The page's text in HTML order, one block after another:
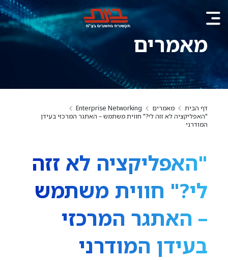
מאמרים
דף הבית מאמרים
Enterprise Networking
"האפליקציה לא זזה לי?" חווית משתמש – האתגר המרכזי בעידן
המודרני
"האפליקציה לא זזה
לי?" חווית משתמש
– האתגר המרכזי
בעידן המודרני